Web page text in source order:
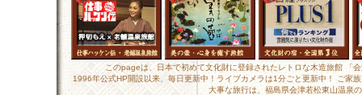
このpageは、日本で初めて文化財に登録されたレトロな木造旅館
1996年公式HP開設以来、毎日更新中！ライブカメラは1分ごと更新中！ ご家
大事な旅行は、福島県会津若松東山温泉